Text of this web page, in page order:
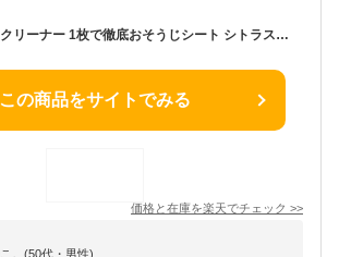
キレキラ！トイレクリーナー 1枚で徹底おそうじシート シトラスミント つめかえ用(10枚入*6個セット)【エリエール】
この商品をサイトでみる
価格と在庫を楽天でチェック >>
。(50代・男性)